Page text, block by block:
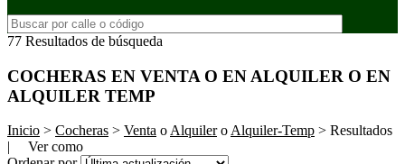
77 Resultados de búsqueda
COCHERAS EN VENTA O EN ALQUILER O EN
ALQUILER TEMP
Inicio > Cocheras > Venta oAlquileroAlquiler-Temp > Resultados
| Ver como